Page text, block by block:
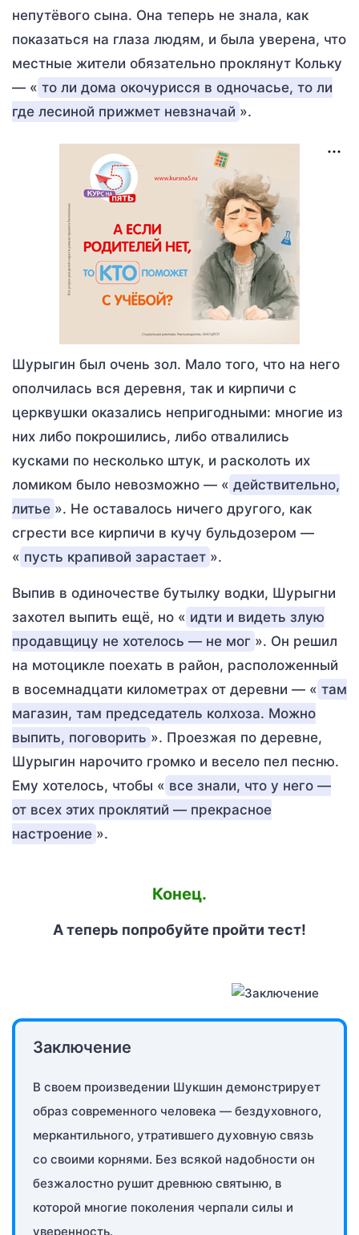
непутёвого сына. Она теперь не знала, как
показаться на глаза людям, и была уверена, что
местные жители обязательно проклянут Кольку
— « то ли дома окочурисся в одночасье, то ли
где лесиной прижмет невзначай ».
Шурыгин был очень зол. Мало того, что на него
ополчилась вся деревня, так и кирпичи с
церквушки оказались непригодными: многие из
них либо покрошились, либо отвалились
кусками по несколько штук, и расколоть их
ломиком было невозможно — « действительно,
литье ». Не оставалось ничего другого, как
сгрести все кирпичи в кучу бульдозером —
« пусть крапивой зарастает ».
Выпив в одиночестве бутылку водки, Шурыгни
захотел выпить ещё, но « идти и видеть злую
продавщицу не хотелось — не мог ». Он решил
на мотоцикле поехать в район, расположенный
в восемнадцати километрах от деревни — « там
магазин, там председатель колхоза. Можно
выпить, поговорить ». Проезжая по деревне,
Шурыгин нарочито громко и весело пел песню.
Ему хотелось, чтобы « все знали, что у него —
от всех этих проклятий — прекрасное
настроение ».
Конец.
А теперь попробуйте пройти тест!
Заключение
В своем произведении Шукшин демонстрирует
образ современного человека — бездуховного,
меркантильного, утратившего духовную связь
со своими корнями. Без всякой надобности он
безжалостно рушит древнюю святыню, в
которой многие поколения черпали силы и
уверенность.